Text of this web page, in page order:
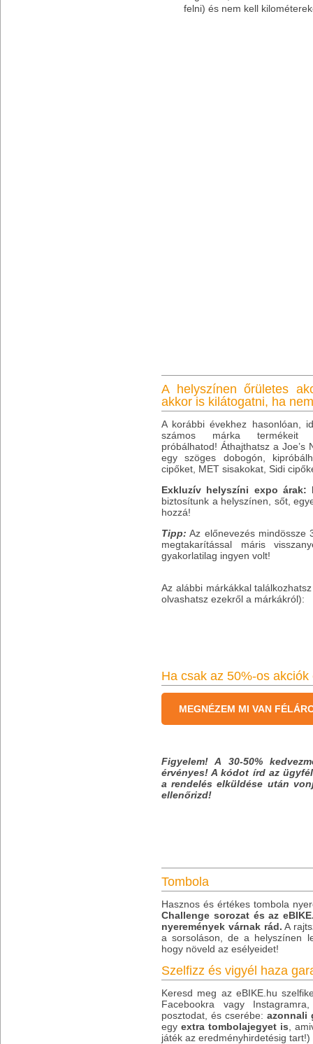
felni) és nem kell
A helyszínen őrületes
akkor is kilátogatni, ha
A korábbi évekhez hasonlóan,
számos márka
próbálhatod! Áthajthatsz a Joe’s
egy szöges dobogón,
cipőket, MET sisakokat, Sidi
Exkluzív helyszíni expo árak:
biztosítunk a helyszínen, sőt,
hozzá!
Tipp: Az előnevezés mindössze
megtakarítással máris
gyakorlatilag ingyen volt!
Az alábbi márkákkal
olvashatsz ezekről a márkákról):
Ha csak az 50%-os
MEGNÉZEM MI VAN
Figyelem! A 30-50%
érvényes! A kódot írd az
a rendelés elküldése után
ellenőrizd!
Tombola
Hasznos és értékes tombola
Challenge sorozatés az
nyeremények várnak rád. A
a sorsoláson, de a helyszínen
hogy növeld az esélyeidet!
Szelfizz és vigyél haza
Keresd meg az eBIKE.hu
Facebookra vagy
posztodat, és cserébe:azonnali
egyextra tombolajegyet is ,
játék az eredményhirdetésig tart!)